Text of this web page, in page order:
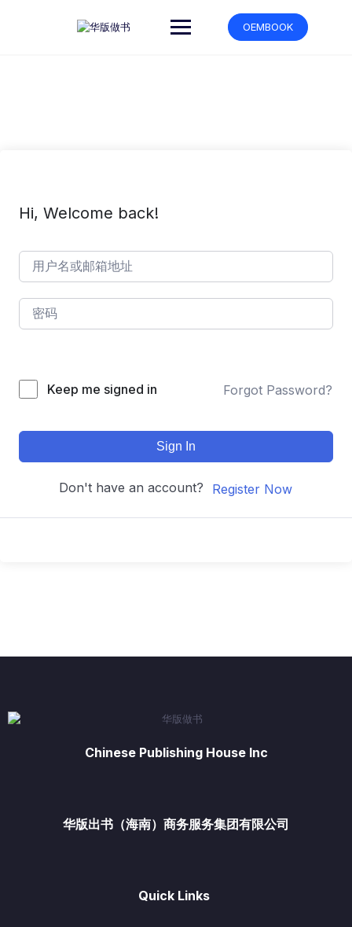
OEMBOOK
Hi, Welcome back!
Keep me signed in Forgot Password?
Sign In
Don't have an account? Register Now
Chinese Publishing House Inc
华版出书（海南）商务服务集团有限公司
Quick Links